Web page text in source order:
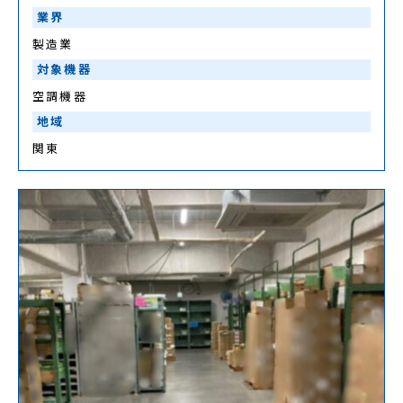
業界
製造業
対象機器
空調機器
地域
関東